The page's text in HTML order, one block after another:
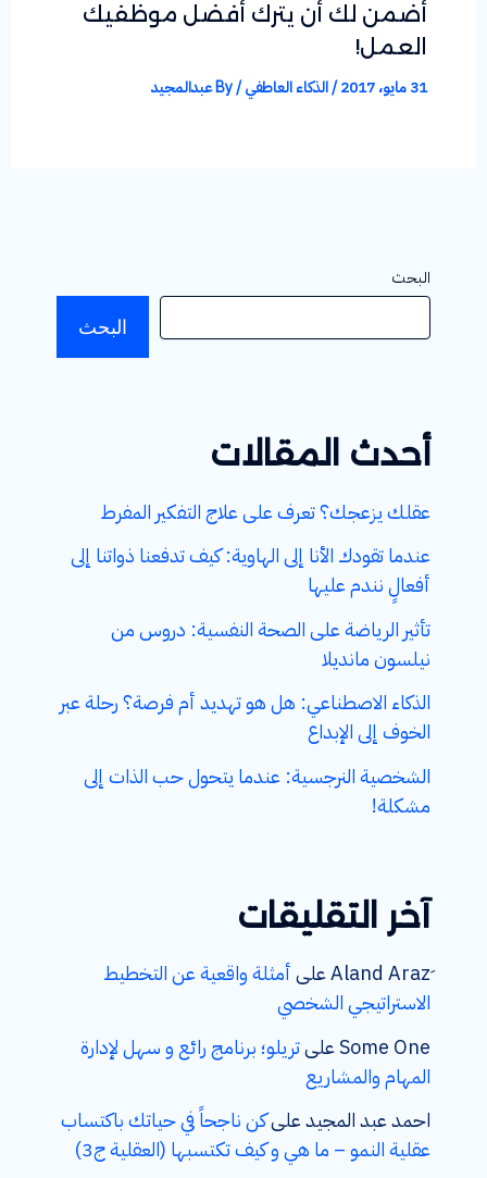
أضمن لك أن يترك أفضل موظفيك
العمل!
31 مايو، 2017 /الذكاء العاطفي/ By عبدالمجيد
البحث
البحث
أحدث المقالات
عقلك يزعجك؟ تعرف على علاج التفكير المفرط
عندما تقودك الأنا إلى الهاوية: كيف تدفعنا ذواتنا إلى
أفعالٍ نندم عليها
تأثير الرياضة على الصحة النفسية: دروس من
نيلسون مانديلا
الذكاء الاصطناعي: هل هو تهديد أم فرصة؟ رحلة عبر
الخوف إلى الإبداع
الشخصية النرجسية: عندما يتحول حب الذات إلى
مشكلة!
آخر التقليقات
ِAland Araz علىأمثلة واقعية عن التخطيط
الاستراتيجي الشخصي
Some Oneعلىتريلو؛ برنامج رائع و سهل لإدارة
المهام والمشاريع
احمد عبد المجيدعلىكن ناجحاً في حياتك باكتساب
عقلية النمو – ما هي و كيف تكتسبها (العقلية ج3)